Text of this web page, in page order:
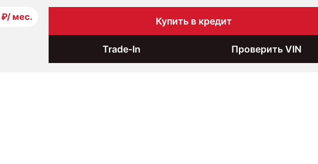
₽/ мес. Купить в кредит
Trade-In Проверить VIN